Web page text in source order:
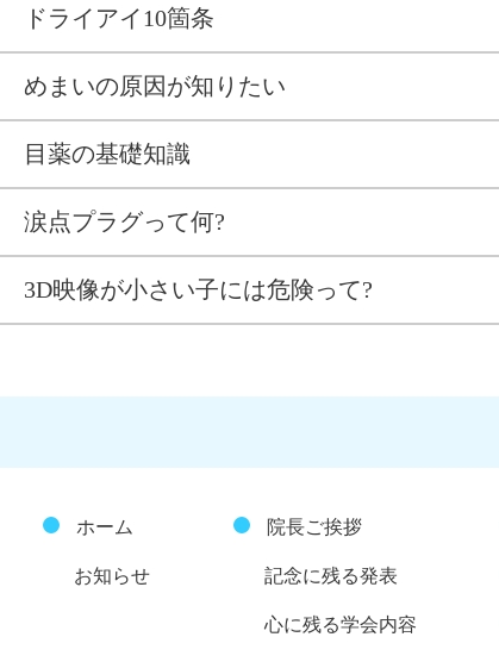
ドライアイ10箇条
めまいの原因が知りたい
目薬の基礎知識
涙点プラグって何?
3D映像が小さい子には危険って?
ホーム
お知らせ
院長ご挨拶
記念に残る発表
心に残る学会内容